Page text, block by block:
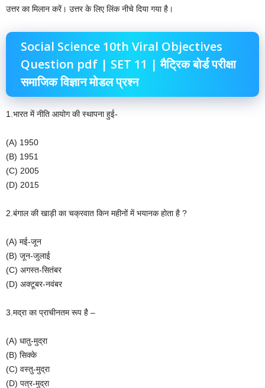
उत्तर का मिलान करें। उत्तर के लिए लिंक नीचे दिया गया है।
Social Science 10th Viral Objectives
Question pdf | SET 11 | मैट्रिक बोर्ड परीक्षा
समाजिक विज्ञान मोडल प्रश्न
1.भारत में नीति आयोग की स्थापना हुई-
(A) 1950
(B) 1951
(C) 2005
(D) 2015
2.बंगाल की खाड़ी का चक्रवात किन महीनों में भयानक होता है ?
(A) मई-जून
(B) जून-जुलाई
(C) अगस्त-सितंबर
(D) अक्टूबर-नवंबर
3.मद्रा का प्राचीनतम रूप है –
(A) धातु-मुद्रा
(B) सिक्के
(C) वस्तु-मुद्रा
(D) पत्र-मुद्रा